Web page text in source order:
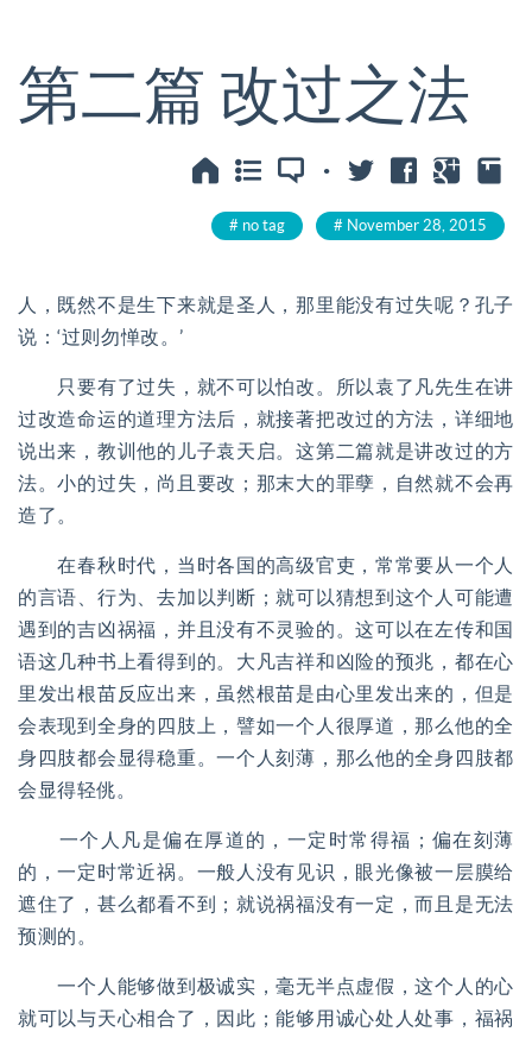
第二篇 改过之法
·
no tag November 28, 2015
人，既然不是生下来就是圣人，那里能没有过失呢？孔子
说：‘过则勿惮改。’
只要有了过失，就不可以怕改。所以袁了凡先生在讲
过改造命运的道理方法后，就接著把改过的方法，详细地
说出来，教训他的儿子袁天启。这第二篇就是讲改过的方
法。小的过失，尚且要改；那末大的罪孽，自然就不会再
造了。
在春秋时代，当时各国的高级官吏，常常要从一个人
的言语、行为、去加以判断；就可以猜想到这个人可能遭
遇到的吉凶祸福，并且没有不灵验的。这可以在左传和国
语这几种书上看得到的。大凡吉祥和凶险的预兆，都在心
里发出根苗反应出来，虽然根苗是由心里发出来的，但是
会表现到全身的四肢上，譬如一个人很厚道，那么他的全
身四肢都会显得稳重。一个人刻薄，那么他的全身四肢都
会显得轻佻。
一个人凡是偏在厚道的，一定时常得福；偏在刻薄
的，一定时常近祸。一般人没有见识，眼光像被一层膜给
遮住了，甚么都看不到；就说祸福没有一定，而且是无法
预测的。
一个人能够做到极诚实，毫无半点虚假，这个人的心
就可以与天心相合了，因此；能够用诚心处人处事，福祸